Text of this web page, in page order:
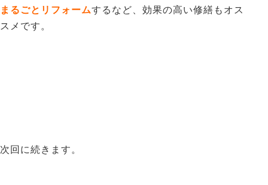
まるごとリフォームするなど、効果の高い修繕もオス
スメです。
次回に続きます。